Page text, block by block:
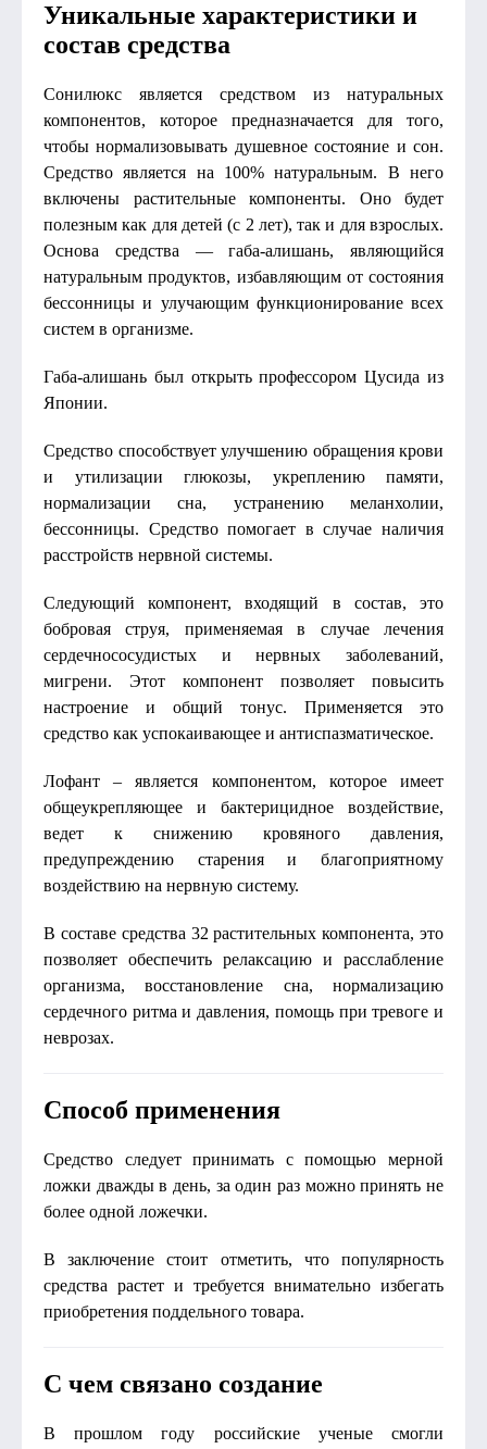
Уникальные характеристики и
состав средства
Сонилюкс является средством из натуральных
компонентов, которое предназначается для того,
чтобы нормализовывать душевное состояние и сон.
Средство является на 100% натуральным. В него
включены растительные компоненты. Оно будет
полезным как для детей (с 2 лет), так и для взрослых.
Основа средства — габа-алишань, являющийся
натуральным продуктов, избавляющим от состояния
бессонницы и улучающим функционирование всех
систем в организме.
Габа-алишань был открыть профессором Цусида из
Японии.
Средство способствует улучшению обращения крови
и утилизации глюкозы, укреплению памяти,
нормализации сна, устранению меланхолии,
бессонницы. Средство помогает в случае наличия
расстройств нервной системы.
Следующий компонент, входящий в состав, это
бобровая струя, применяемая в случае лечения
сердечнососудистых и нервных заболеваний,
мигрени. Этот компонент позволяет повысить
настроение и общий тонус. Применяется это
средство как успокаивающее и антиспазматическое.
Лофант – является компонентом, которое имеет
общеукрепляющее и бактерицидное воздействие,
ведет к снижению кровяного давления,
предупреждению старения и благоприятному
воздействию на нервную систему.
В составе средства 32 растительных компонента, это
позволяет обеспечить релаксацию и расслабление
организма, восстановление сна, нормализацию
сердечного ритма и давления, помощь при тревоге и
неврозах.
Способ применения
Средство следует принимать с помощью мерной
ложки дважды в день, за один раз можно принять не
более одной ложечки.
В заключение стоит отметить, что популярность
средства растет и требуется внимательно избегать
приобретения поддельного товара.
С чем связано создание
В прошлом году российские ученые смогли